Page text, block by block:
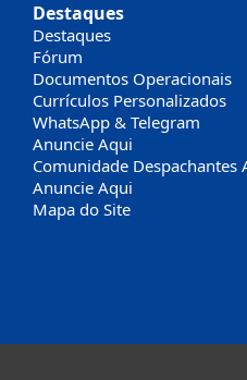
Destaques
Destaques
Fórum
Documentos Operacionais
Currículos Personalizados
WhatsApp & Telegram
Anuncie Aqui
Comunidade Despachantes
Anuncie Aqui
Mapa do Site